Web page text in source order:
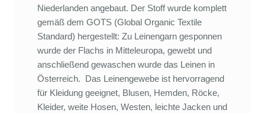
Niederlanden angebaut. Der Stoff wurde komplett
gemäß dem GOTS (Global Organic Textile
Standard) hergestellt: Zu Leinengarn gesponnen
wurde der Flachs in Mitteleuropa, gewebt und
anschließend gewaschen wurde das Leinen in
Österreich. Das Leinengewebe ist hervorragend
für Kleidung geeignet, Blusen, Hemden, Röcke,
Kleider, weite Hosen, Westen, leichte Jacken und